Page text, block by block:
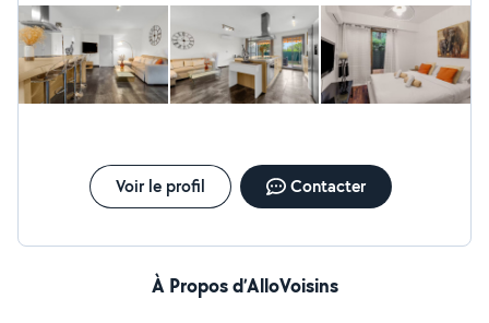
copropriétés, vide d'appartement ou maison, photos
immobilières, home staging et valorisation du logement.
Nous garantissons, à chaque intervention, un travail
professionnel, exigeant et soucieux du détail. Tarifs à la
carte selon le service souhaité. Nous travaillons au
Voir le profil Contacter
À Propos d’AlloVoisins